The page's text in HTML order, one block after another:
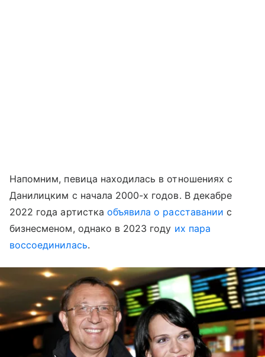
Напомним, певица находилась в отношениях с
Данилицким с начала 2000-х годов. В декабре
2022 года артистка объявила о расставании с
бизнесменом, однако в 2023 году их пара
воссоединилась.